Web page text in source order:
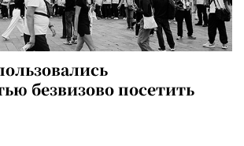
безвизово посетить